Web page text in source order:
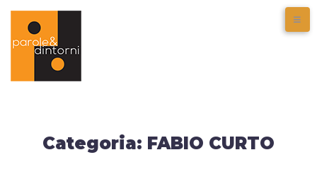
Categoria: FABIO CURTO